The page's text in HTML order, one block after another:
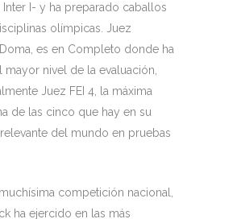
Inter I- y ha preparado caballos
olímpicas. Juez
es en Completo donde ha
mayor nivel de la evaluación,
Juez FEI 4, la máxima
de las cinco que hay en su
del mundo en pruebas
competición nacional,
ha ejercido en las más